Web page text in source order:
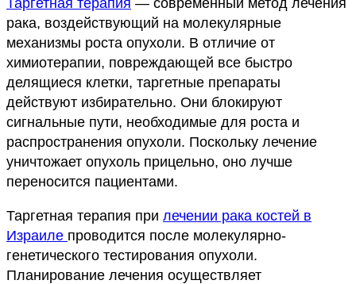
рака, воздействующий на молекулярные
механизмы роста опухоли. В отличие от
химиотерапии, повреждающей все быстро
делящиеся клетки, таргетные препараты
действуют избирательно. Они блокируют
сигнальные пути, необходимые для роста и
распространения опухоли. Поскольку лечение
уничтожает опухоль прицельно, оно лучше
переносится пациентами.
Таргетная терапия при лечении рака костей в
Израиле проводится после молекулярно-
генетического тестирования опухоли.
Планирование лечения осуществляет